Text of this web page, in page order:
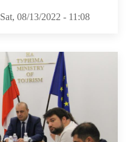
Sat, 08/13/2022 - 11:08